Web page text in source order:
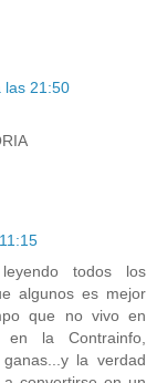
las 21:50
todos los
algunos es mejor
que no vivo en
en la Contrainfo,
la verdad